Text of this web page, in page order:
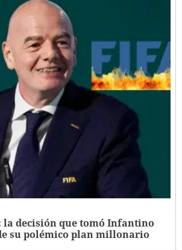
la decisión que tomó Infantino
su polémico plan millonario